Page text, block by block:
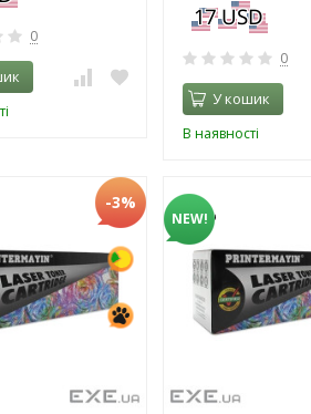
0
0
У кошик
В наявності
-3%
NEW!